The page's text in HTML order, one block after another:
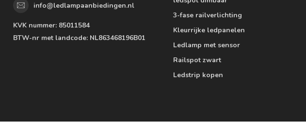
info@ledlampaanbiedingen.nl
KVK nummer: 85011584
BTW-nr met landcode: NL863468196B01
3-fase railverlichting
Kleurrijke ledpanelen
Ledlamp met sensor
Railspot zwart
Ledstrip kopen